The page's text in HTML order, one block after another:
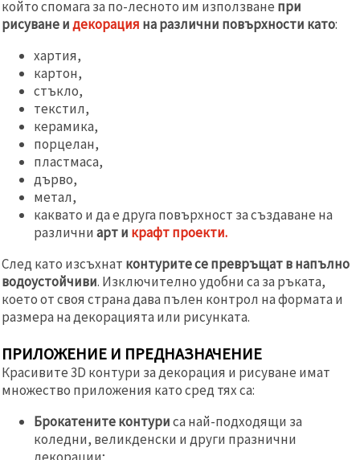
който спомага за по-лесното им използване при
рисуване идекорация на различни повърхности като:
хартия,
картон,
стъкло,
текстил,
керамика,
порцелан,
пластмаса,
дърво,
метал,
каквато и да е друга повърхност за създаване на
различни арт и крафт проекти.
След като изсъхнат контурите се превръщат в напълно
водоустойчиви. Изключително удобни са за ръката,
което от своя страна дава пълен контрол на формата и
размера на декорацията или рисунката.
ПРИЛОЖЕНИЕ И ПРЕДНАЗНАЧЕНИЕ
Красивите 3D контури за декорация и рисуване имат
множество приложения като сред тях са:
Брокатените контуриса най-подходящи за
коледни, великденски и други празнични
декорации;